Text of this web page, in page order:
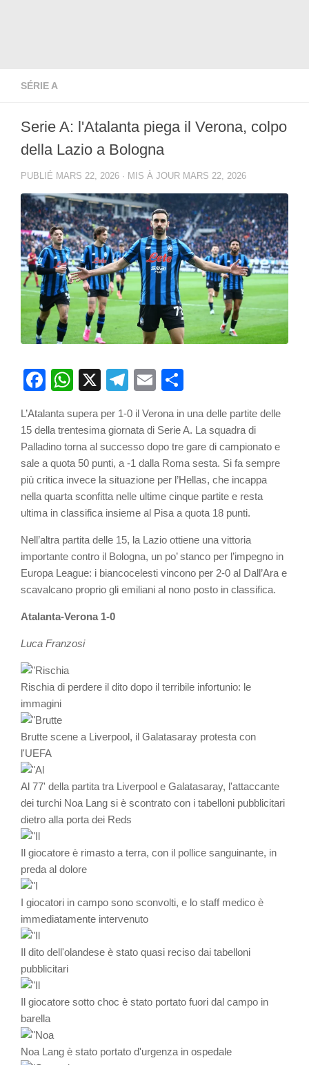
SÉRIE A
Serie A: l'Atalanta piega il Verona, colpo
della Lazio a Bologna
PUBLIÉ MARS 22, 2026 · MIS À JOUR MARS 22, 2026
Facebook
WhatsApp
X Telegram
Email
L’Atalanta supera per 1-0 il Verona in una delle partite delle
15 della trentesima giornata di Serie A. La squadra di
Palladino torna al successo dopo tre gare di campionato e
sale a quota 50 punti, a -1 dalla Roma sesta. Si fa sempre
più critica invece la situazione per l’Hellas, che incappa
nella quarta sconfitta nelle ultime cinque partite e resta
ultima in classifica insieme al Pisa a quota 18 punti.
Nell’altra partita delle 15, la Lazio ottiene una vittoria
importante contro il Bologna, un po’ stanco per l’impegno in
Europa League: i biancocelesti vincono per 2-0 al Dall’Ara e
scavalcano proprio gli emiliani al nono posto in classifica.
Atalanta-Verona 1-0
Luca Franzosi
Rischia di perdere il dito dopo il terribile infortunio: le
immagini
Brutte scene a Liverpool, il Galatasaray protesta con
l'UEFA
Al 77' della partita tra Liverpool e Galatasaray, l'attaccante
dei turchi Noa Lang si è scontrato con i tabelloni pubblicitari
dietro alla porta dei Reds
Il giocatore è rimasto a terra, con il pollice sanguinante, in
preda al dolore
I giocatori in campo sono sconvolti, e lo staff medico è
immediatamente intervenuto
Il dito dell'olandese è stato quasi reciso dai tabelloni
pubblicitari
Il giocatore sotto choc è stato portato fuori dal campo in
barella
Noa Lang è stato portato d'urgenza in ospedale